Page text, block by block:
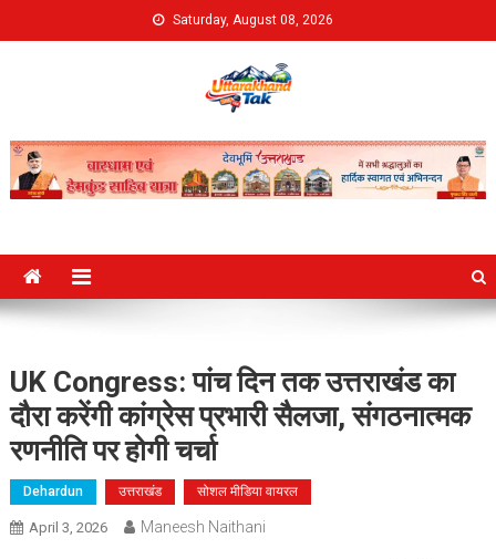
to
Saturday, August 08, 2026
Uttarakhand Tak
UK Congress: पांच दिन तक उत्तराखंड का
दौरा करेंगी कांग्रेस प्रभारी सैलजा, संगठनात्मक
रणनीति पर होगी चर्चा
Dehardun उत्तराखंड सोशल मीडिया वायरल
April 3, 2026 Maneesh Naithani